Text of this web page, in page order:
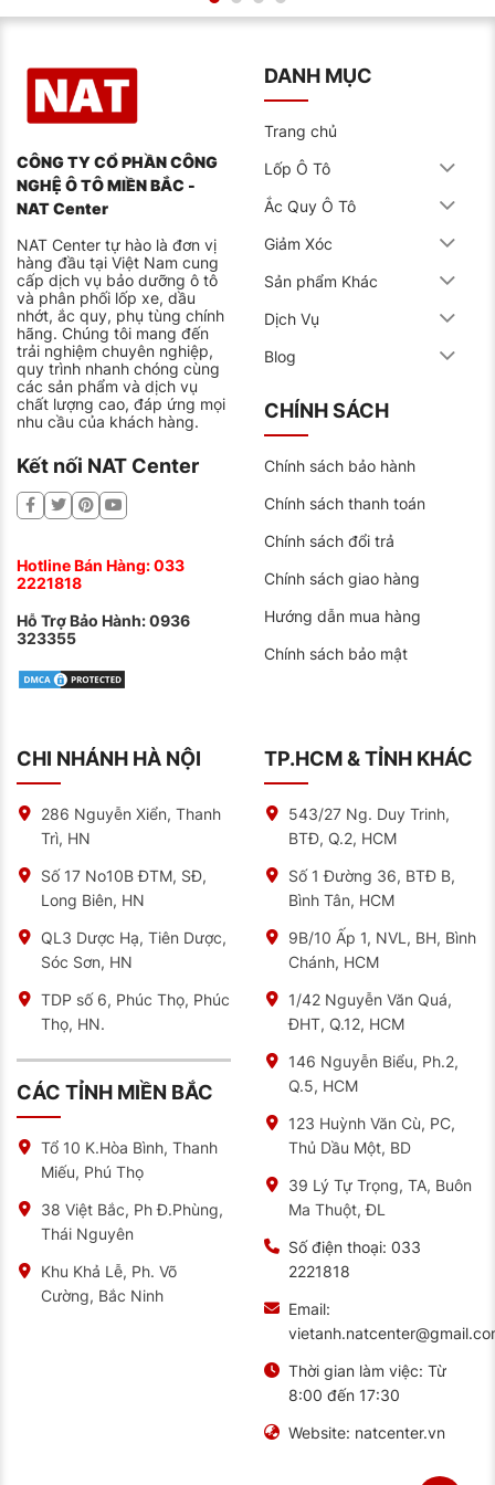
Chỉ số
H
Độ sâu
gai
8mm
Cao hơn 1mm so với trung bình
ngành, tăng 15% tuổi thọ
Trọng
Nhẹ hơn 0.5kg so với trung bình,
tiết kiệm nhiên liệu
Với chiều dày thành lốp 9.5mm, còn bền hơn nhiều loại
lốp nhập khẩu khác trong cùng phân khúc, giúp tránh
các vết nứt khi đi qua ổ gà hoặc vật nhọn.
Infographic hướng dẫn cách đọc thông số lốp ô tô từ
Chứng nhận tiêu chuẩn quốc tế – Cam kết
chất lượng tại NAT Center
thực tế, mà còn được chứng nhận bởi các tiêu chuẩn
CÔNG TY CỔ PHẦN CÔNG
NGHỆ Ô TÔ MIỀN BẮC -
NAT Center
NAT Center tự hào là đơn vị
hàng đầu tại Việt Nam cung
cấp dịch vụ bảo dưỡng ô tô
và phân phối lốp xe, dầu
nhớt, ắc quy, phụ tùng chính
hãng. Chúng tôi mang đến
trải nghiệm chuyên nghiệp,
quy trình nhanh chóng cùng
các sản phẩm và dịch vụ
chất lượng cao, đáp ứng mọi
nhu cầu của khách hàng.
Kết nối NAT Center
Hotline Bán Hàng:033
2221818
Hỗ Trợ Bảo Hành:0936
323355
DANH MỤC
Trang chủ
Lốp Ô Tô
Ắc Quy Ô Tô
Giảm Xóc
Sản phẩm Khác
Dịch Vụ
Blog
CHÍNH SÁCH
Chính sách bảo hành
Chính sách thanh toán
Chính sách đổi trả
Chính sách giao hàng
Hướng dẫn mua hàng
Chính sách bảo mật
CHI NHÁNH HÀ NỘI
286 Nguyễn Xiển, Thanh
Trì, HN
Số 17 No10B ĐTM, SĐ,
Long Biên, HN
QL3 Dược Hạ, Tiên Dược,
Sóc Sơn, HN
TDP số 6, Phúc Thọ, Phúc
Thọ, HN.
CÁC TỈNH MIỀN BẮC
Tổ 10 K.Hòa Bình, Thanh
Miếu, Phú Thọ
38 Việt Bắc, Ph Đ.Phùng,
Thái Nguyên
Khu Khả Lễ, Ph. Võ
Cường, Bắc Ninh
TP.HCM & TỈNH KHÁC
543/27 Ng. Duy Trinh,
BTĐ, Q.2, HCM
Số 1 Đường 36, BTĐ B,
Bình Tân, HCM
9B/10 Ấp 1, NVL, BH, Bình
Chánh, HCM
1/42 Nguyễn Văn Quá,
ĐHT, Q.12, HCM
146 Nguyễn Biểu, Ph.2,
Q.5, HCM
123 Huỳnh Văn Cù, PC,
Thủ Dầu Một, BD
39 Lý Tự Trọng, TA, Buôn
Ma Thuột, ĐL
Số điện thoại: 033
2221818
Email:
Thời gian làm việc: Từ
8:00 đến 17:30
Website: natcenter.vn